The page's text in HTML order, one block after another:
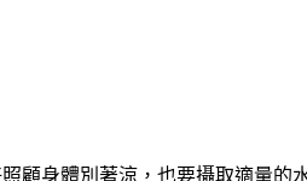
顧身體別著涼，也要攝取適量的